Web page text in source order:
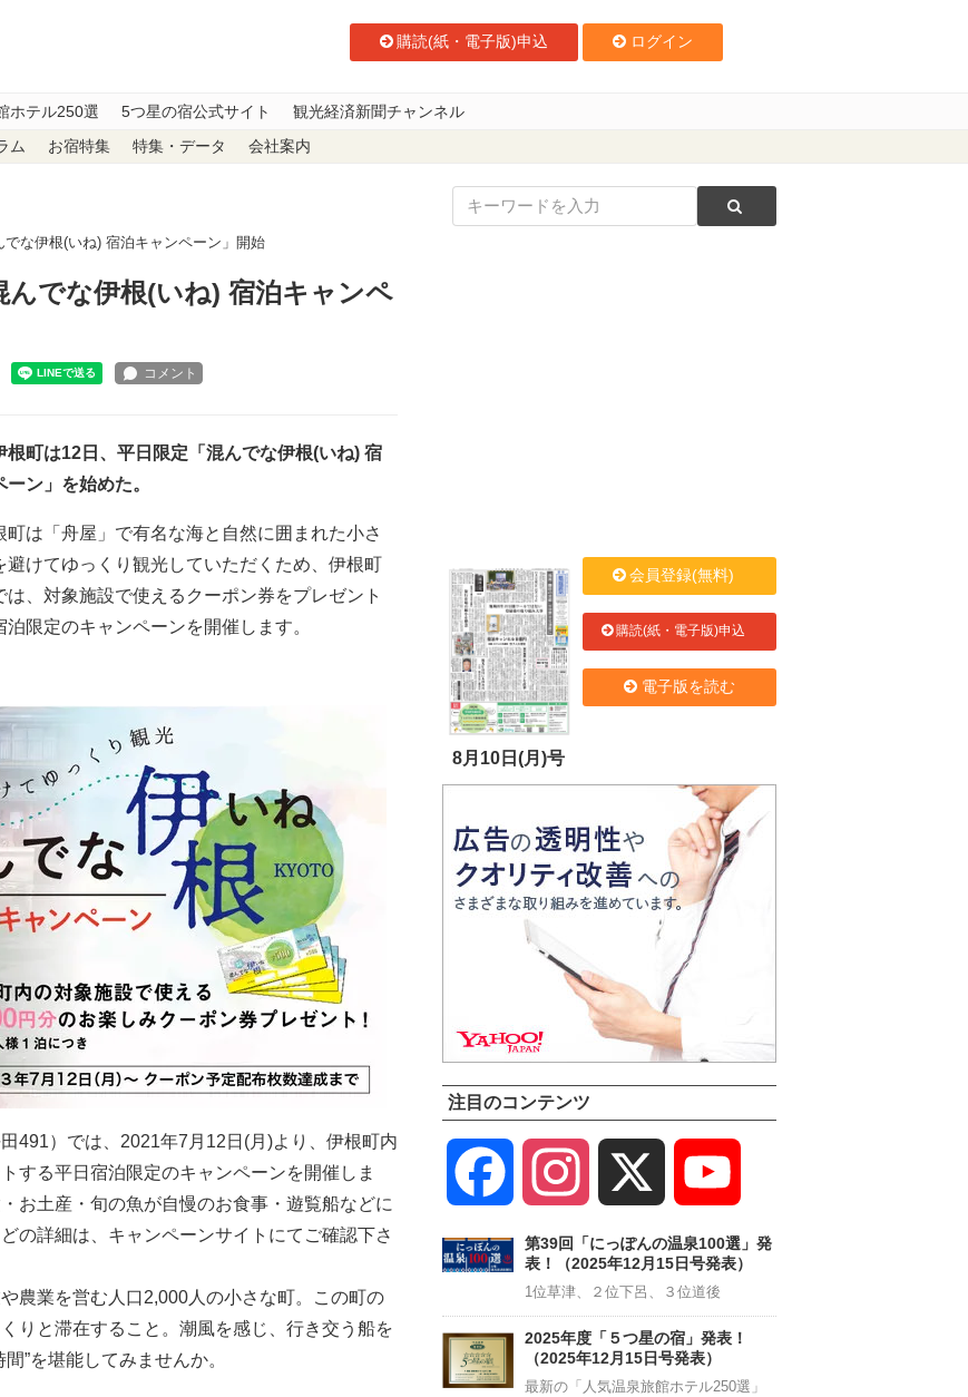
購読(紙・電子版)申込 ログイン
ホテル250選 5つ星の宿公式サイト 観光経済新聞チャンネル
ム お宿特集 特集・データ 会社案内
な伊根(いね) 宿泊キャンペーン」開始
んでな伊根(いね) 宿泊キャンペ
町は12日、平日限定「混んでな伊根(いね) 宿
ン」を始めた。
町は「舟屋」で有名な海と自然に囲まれた小さ
避けてゆっくり観光していただくため、伊根町
は、対象施設で使えるクーポン券をプレゼント
泊限定のキャンペーンを開催します。
491）では、2021年7月12日(月)より、伊根町内
する平日宿泊限定のキャンペーンを開催しま
お土産・旬の魚が自慢のお食事・遊覧船などに
の詳細は、キャンペーンサイトにてご確認下さ
農業を営む人口2,000人の小さな町。この町の
りと滞在すること。潮風を感じ、行き交う船を
”を堪能してみませんか。
8月10日(月)号
会員登録(無料)
購読(紙・電子版)申込
電子版を読む
注目のコンテンツ
Facebook Instagram
Channel
第39回「にっぽんの温泉100選」発
表！（2025年12月15日号発表）
1位草津、２位下呂、３位道後
2025年度「５つ星の宿」発表！
（2025年12月15日号発表）
最新の「人気温泉旅館ホテル250選」